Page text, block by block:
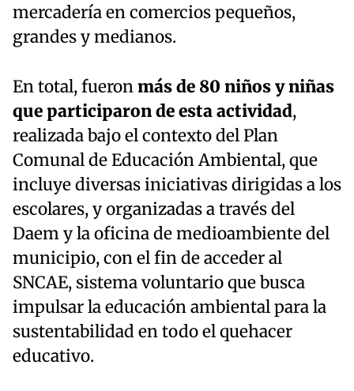
mercadería en comercios pequeños,
grandes y medianos.
En total, fueronmás de 80 niños y niñas
que participaron de esta actividad,
realizada bajo el contexto del Plan
Comunal de Educación Ambiental, que
incluye diversas iniciativas dirigidas a los
escolares, y organizadas a través del
Daem y la oficina de medioambiente del
municipio, con el fin de acceder al
SNCAE, sistema voluntario que busca
impulsar la educación ambiental para la
sustentabilidad en todo el quehacer
educativo.